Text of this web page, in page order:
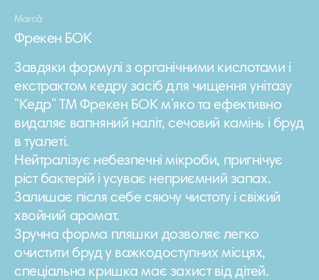
Marcă
Фрекен БОК
Завдяки формулі з органічними кислотами і
екстрактом кедру засіб для чищення унітазу
"Кедр" ТМ Фрекен БОК м'яко та ефективно
видаляє вапняний наліт, сечовий камінь і бруд
в туалеті.
Нейтралізує небезпечні мікроби, пригнічує
ріст бактерій і усуває неприємний запах.
Залишає після себе сяючу чистоту і свіжий
хвойний аромат.
Зручна форма пляшки дозволяє легко
очистити бруд у важкодоступних місцях,
спеціальна кришка має захист від дітей.